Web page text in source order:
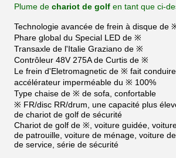
Plume de chariot de golf en tant que ci-
Technologie avancée de frein à disque de
Phare global du Special LED de ※
Transaxle de l'Italie Graziano de ※
Contrôleur 48V 275A de Curtis de ※
Le frein d'Eletromagnetic de ※ fait
accélérateur imperméable du ※ 100%
Type chaise de ※ de sofa, confortable
※ FR/disc RR/drum, une capacité plus
de chariot de golf de sécurité
Chariot de golf de ※, voiture guidée,
de patrouille, voiture de ménage, voiture
de service, série de sécurité